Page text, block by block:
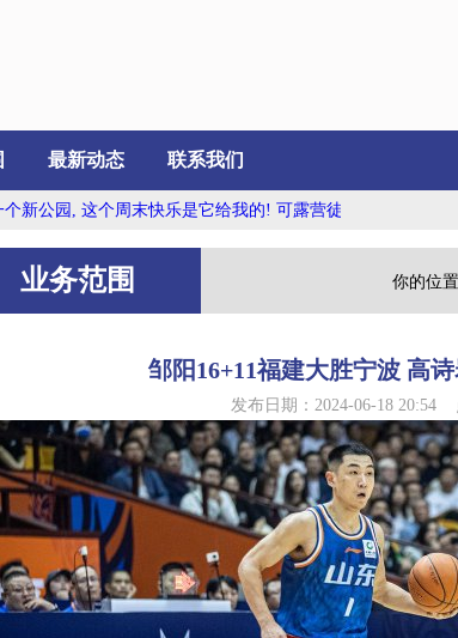
最新动态 联系我们
园, 这个周末快乐是它给我的! 可露营徒步摘云...
业务范围 你的位置
邹阳16+11福建大胜宁波 高
发布日期：2024-06-18 20:54